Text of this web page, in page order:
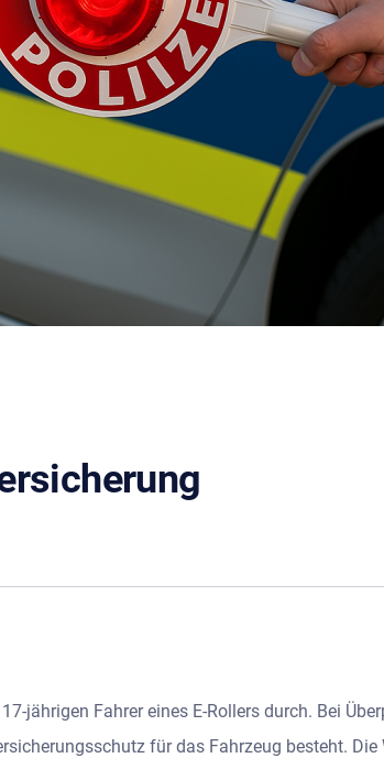
jährigen Fahrer eines E-Rollers durch. Bei
für das Fahrzeug besteht.